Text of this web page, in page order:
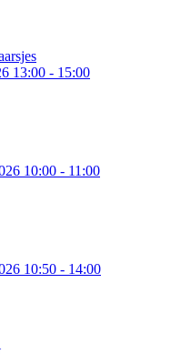
13:00 - 15:00
10:00 - 11:00
10:50 - 14:00